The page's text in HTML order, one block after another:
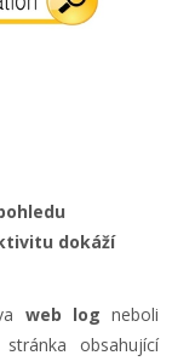
dokáží
web log neboli
obsahující